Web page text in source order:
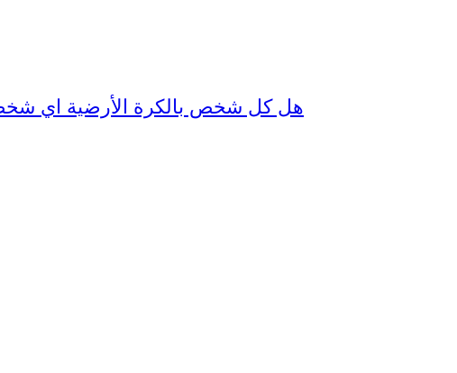
17465 - هل كل شخص بالكرة الأرضية اي